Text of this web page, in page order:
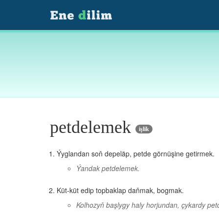
petdelemek işlik
Ýyglandan soň depeläp, petde görnüşine getirmek.
Ýandak petdelemek.
Küt-küt edip topbaklap daňmak, bogmak.
Kolhozyň başlygy haly horjundan, çykardy